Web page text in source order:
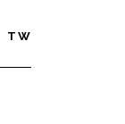
TW